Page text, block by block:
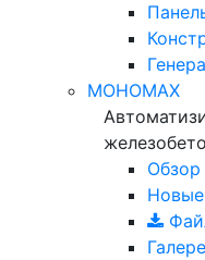
МОНОМАХ
Обзор